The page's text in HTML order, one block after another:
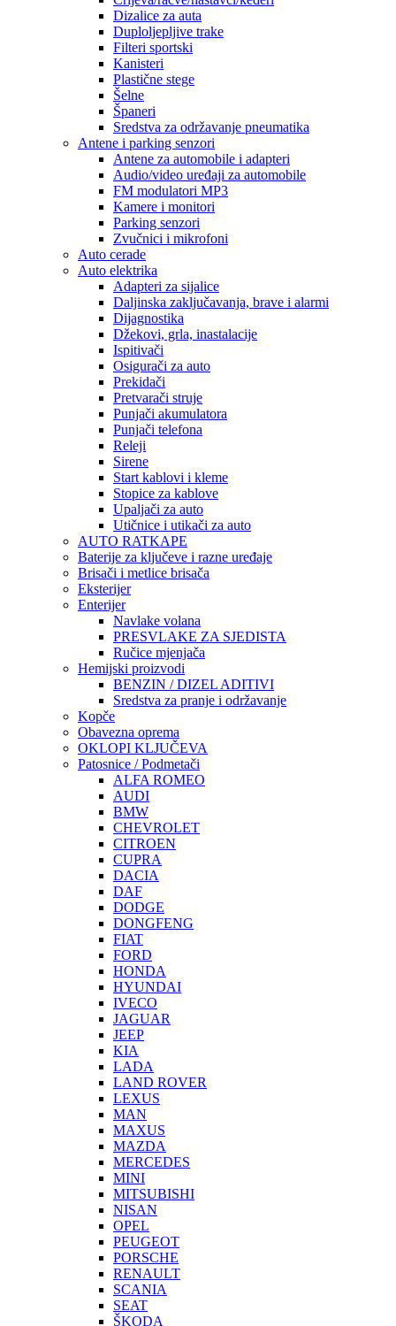
Dizalice za auta
Duploljepljive trake
Filteri sportski
Kanisteri
Plastične stege
Šelne
Španeri
Sredstva za održavanje pneumatika
Antene i parking senzori
Antene za automobile i adapteri
Audio/video uređaji za automobile
FM modulatori MP3
Kamere i monitori
Parking senzori
Zvučnici i mikrofoni
Auto cerade
Auto elektrika
Adapteri za sijalice
Daljinska zaključavanja, brave i alarmi
Dijagnostika
Džekovi, grla, inastalacije
Ispitivači
Osigurači za auto
Prekidači
Pretvarači struje
Punjači akumulatora
Punjači telefona
Releji
Sirene
Start kablovi i kleme
Stopice za kablove
Upaljači za auto
Utičnice i utikači za auto
AUTO RATKAPE
Baterije za ključeve i razne uređaje
Brisači i metlice brisača
Eksterijer
Enterijer
Navlake volana
PRESVLAKE ZA SJEDISTA
Ručice mjenjača
Hemijski proizvodi
BENZIN / DIZEL ADITIVI
Sredstva za pranje i održavanje
Kopče
Obavezna oprema
OKLOPI KLJUČEVA
Patosnice / Podmetači
ALFA ROMEO
AUDI
BMW
CHEVROLET
CITROEN
CUPRA
DACIA
DAF
DODGE
DONGFENG
FIAT
FORD
HONDA
HYUNDAI
IVECO
JAGUAR
JEEP
KIA
LADA
LAND ROVER
LEXUS
MAN
MAXUS
MAZDA
MERCEDES
MINI
MITSUBISHI
NISAN
OPEL
PEUGEOT
PORSCHE
RENAULT
SCANIA
SEAT
ŠKODA